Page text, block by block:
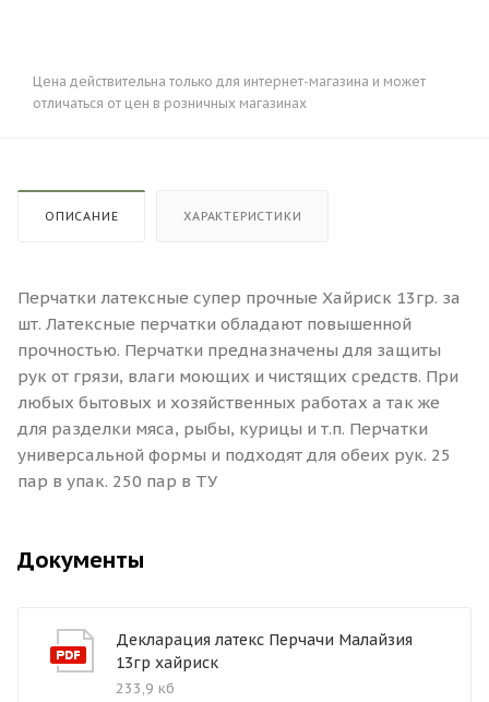
Цена действительна только для интернет-магазина и может
отличаться от цен в розничных магазинах
ОПИСАНИЕ ХАРАКТЕРИСТИКИ
Перчатки латексные супер прочные Хайриск 13гр. за
шт. Латексные перчатки обладают повышенной
прочностью. Перчатки предназначены для защиты
рук от грязи, влаги моющих и чистящих средств. При
любых бытовых и хозяйственных работах а так же
для разделки мяса, рыбы, курицы и т.п. Перчатки
универсальной формы и подходят для обеих рук. 25
пар в упак. 250 пар в ТУ
Документы
Декларация латекс Перчачи Малайзия
13гр хайриск
233,9 кб